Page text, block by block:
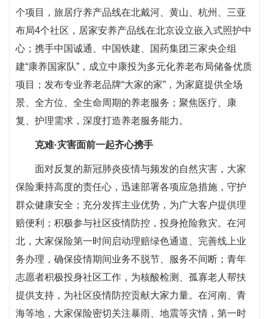
个项目，旅居疗养产品线在北戴河、黄山、杭州、三亚
布局4个社区，居家安养产品线在北京设立嵌入式照护中
心；携手中国诚通、中国铁建、国药集团三家央企组
建“康养国家队”，成立中康投为多元化养老布局储备优质
项目；发布专业养老品牌“大家的家”，为家庭提供全场
景、全方位、全生命周期的养老服务；聚焦医疗、康
复、护理需求，深度打造养老服务能力。
克难·灾害面前一起齐心携手
面对反复的新冠肺炎疫情与频发的自然灾害，大家
保险秉持高度的责任心，迅速部署各项应急措施，守护
群众健康安全；充分发挥主业优势，为广大客户提供理
赔便利；积极参与社区疫情防控，投身抢险救灾。在河
北，大家保险第一时间启动理赔绿色通道、完善线上业
务办理，确保疫情期间业务不脱节、服务不间断；青年
志愿者积极投身社区工作，为核酸检测、孤寡老人帮扶
提供支持，为社区疫情防控贡献大家力量。在河南、青
海等地，大家保险密切关注暴雨、地震等灾情，第一时